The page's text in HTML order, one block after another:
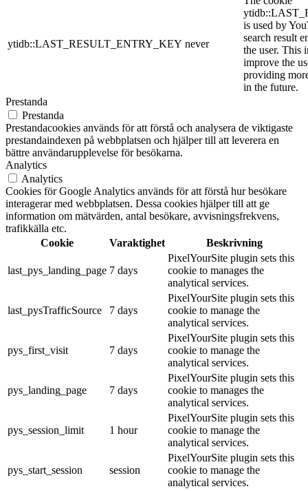
ytidb::LAST_RESULT_ENTRY_KEY never
is used by
search result
the user. This
improve the
providing
in the future.
Prestanda
Prestanda
Prestandacookies används för att förstå och analysera de viktigaste
prestandaindexen på webbplatsen och hjälper till att leverera en
bättre användarupplevelse för besökarna.
Analytics
Analytics
Cookies för Google Analytics används för att förstå hur besökare
interagerar med webbplatsen. Dessa cookies hjälper till att ge
information om mätvärden, antal besökare, avvisningsfrekvens,
trafikkälla etc.
Cookie
Varaktighet Beskrivning
last_pys_landing_page 7 days
PixelYourSite plugin sets this
cookie to manages the
analytical services.
last_pysTrafficSource 7 days
PixelYourSite plugin sets this
cookie to manage the
analytical services.
pys_first_visit 7 days
PixelYourSite plugin sets this
cookie to manage the
analytical services.
pys_landing_page 7 days
PixelYourSite plugin sets this
cookie to manages the
analytical services.
pys_session_limit 1 hour
PixelYourSite plugin sets this
cookie to manage the
analytical services.
pys_start_session session
PixelYourSite plugin sets this
cookie to manage the
analytical services.